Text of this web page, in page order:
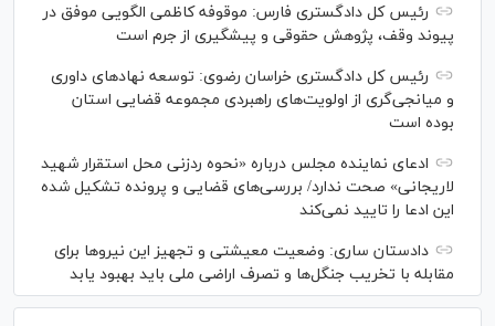
رئیس کل دادگستری فارس: موقوفه کاظمی الگویی موفق در
پیوند وقف، پژوهش حقوقی و پیشگیری از جرم است
رئیس کل دادگستری خراسان رضوی: توسعه نهاد‌های داوری
و میانجی‌گری از اولویت‌های راهبردی مجموعه قضایی استان
بوده است
ادعای نماینده مجلس درباره «نحوه ردزنی محل استقرار شهید
لاریجانی» صحت ندارد/ بررسی‌های قضایی و پرونده تشکیل شده
این ادعا را تایید نمی‌کند
دادستان ساری: وضعیت معیشتی و تجهیز این نیرو‌ها برای
مقابله با تخریب جنگل‌ها و تصرف اراضی ملی باید بهبود یابد